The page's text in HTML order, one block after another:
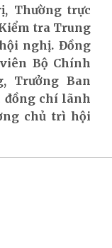
Thường trực
tra Trung
nghị. Đồng
Bộ Chính
Trưởng Ban
đồng chí lãnh
chủ trì hội